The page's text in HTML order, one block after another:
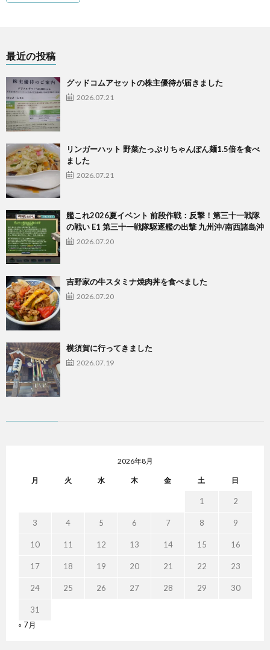
最近の投稿
グッドコムアセットの株主優待が届きました
2026.07.21
リンガーハット 野菜たっぷりちゃんぽん麺1.5倍を食べ
ました
2026.07.21
艦これ2026夏イベント 前段作戦：反撃！第三十一戦隊
の戦い E1 第三十一戦隊駆逐艦の出撃 九州沖/南西諸島沖
2026.07.20
吉野家の牛スタミナ焼肉丼を食べました
2026.07.20
横須賀に行ってきました
2026.07.19
2026年8月
月 火 水 木 金 土 日
1 2
3 4 5 6 7 8 9
10 11 12 13 14 15 16
17 18 19 20 21 22 23
24 25 26 27 28 29 30
31
« 7月